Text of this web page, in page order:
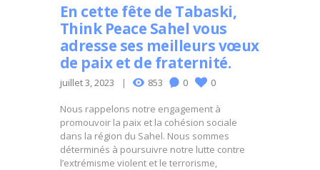
En cette fête de Tabaski,
Think Peace Sahel vous
adresse ses meilleurs vœux
de paix et de fraternité.
juillet 3, 2023 853 0 0
Nous rappelons notre engagement à
promouvoir la paix et la cohésion sociale
dans la région du Sahel. Nous sommes
déterminés à poursuivre notre lutte contre
l’extrémisme violent et le terrorisme,